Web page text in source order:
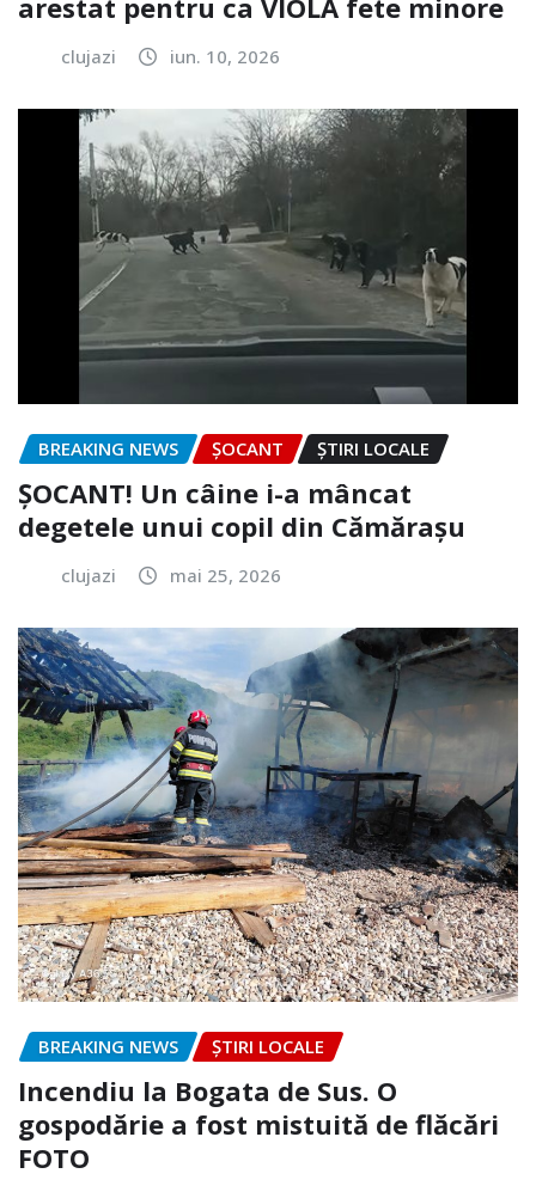
clujazi iun. 10, 2026
BREAKING NEWS ȘOCANT ȘTIRI LOCALE
ȘOCANT! Un câine i-a mâncat
degetele unui copil din Cămărașu
clujazi mai 25, 2026
BREAKING NEWS ȘTIRI LOCALE
Incendiu la Bogata de Sus. O
gospodărie a fost mistuită de flăcări
FOTO